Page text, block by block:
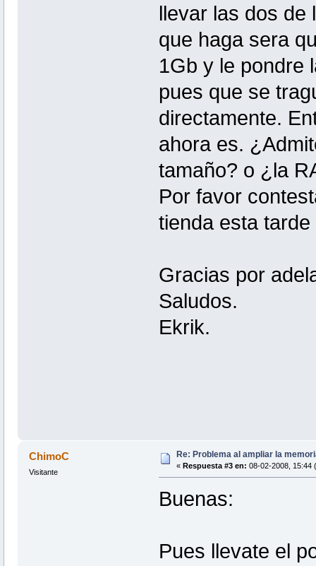
llevar las dos de
que haga sera
1Gb y le pondre
pues que se
directamente.
ahora es.
tamaño? o ¿la
Por favor
tienda esta
Gracias por
Saludos.
Ekrik.
ChimoC
Visitante
Re: Problema al ampliar la
« Respuesta #3 en: 08-02-2008, 15:44
Buenas:
Pues llevate el